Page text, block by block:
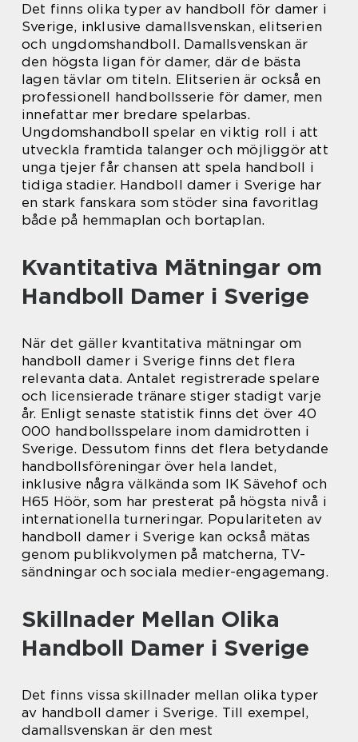
Det finns olika typer av handboll för damer i
Sverige, inklusive damallsvenskan, elitserien
och ungdomshandboll. Damallsvenskan är
den högsta ligan för damer, där de bästa
lagen tävlar om titeln. Elitserien är också en
professionell handbollsserie för damer, men
innefattar mer bredare spelarbas.
Ungdomshandboll spelar en viktig roll i att
utveckla framtida talanger och möjliggör att
unga tjejer får chansen att spela handboll i
tidiga stadier. Handboll damer i Sverige har
en stark fanskara som stöder sina favoritlag
både på hemmaplan och bortaplan.
Kvantitativa Mätningar om
Handboll Damer i Sverige
När det gäller kvantitativa mätningar om
handboll damer i Sverige finns det flera
relevanta data. Antalet registrerade spelare
och licensierade tränare stiger stadigt varje
år. Enligt senaste statistik finns det över 40
000 handbollsspelare inom damidrotten i
Sverige. Dessutom finns det flera betydande
handbollsföreningar över hela landet,
inklusive några välkända som IK Sävehof och
H65 Höör, som har presterat på högsta nivå i
internationella turneringar. Populariteten av
handboll damer i Sverige kan också mätas
genom publikvolymen på matcherna, TV-
sändningar och sociala medier-engagemang.
Skillnader Mellan Olika
Handboll Damer i Sverige
Det finns vissa skillnader mellan olika typer
av handboll damer i Sverige. Till exempel,
damallsvenskan är den mest